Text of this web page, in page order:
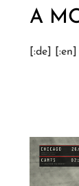
A
[:de]